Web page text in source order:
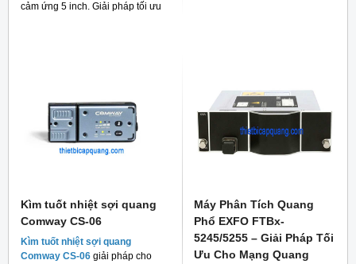
cảm ứng 5 inch. Giải pháp tối ưu
Kìm tuốt nhiệt sợi quang
Comway CS-06
Kìm tuốt nhiệt sợi quang
Comway CS-06 giải pháp cho
Máy Phân Tích Quang
Phổ EXFO FTBx-
5245/5255 – Giải Pháp Tối
Ưu Cho Mạng Quang